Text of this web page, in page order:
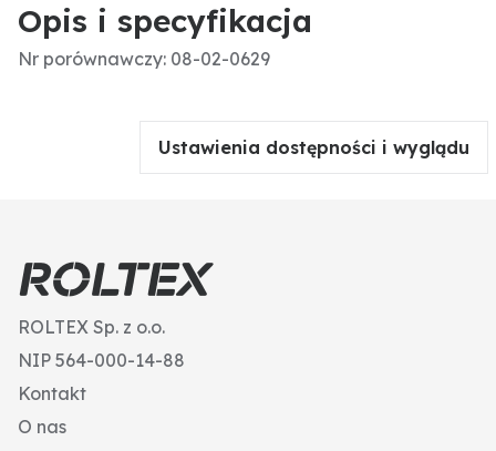
Opis i specyfikacja
Nr porównawczy: 08-02-0629
Ustawienia dostępności i wyglądu
ROLTEX Sp. z o.o.
NIP 564-000-14-88
Kontakt
O nas